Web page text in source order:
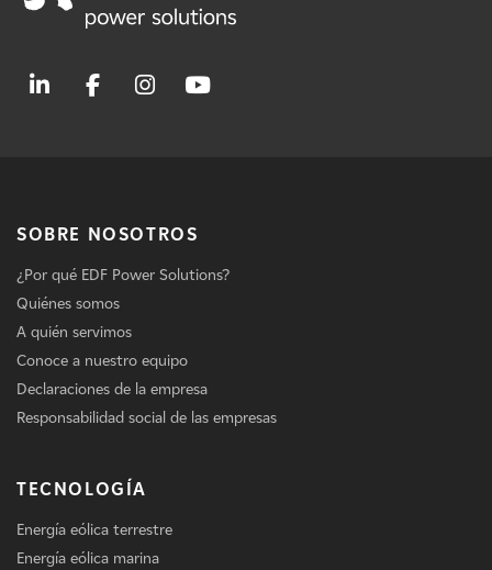
SOBRE NOSOTROS
¿Por qué EDF Power Solutions?
Quiénes somos
A quién servimos
Conoce a nuestro equipo
Declaraciones de la empresa
Responsabilidad social de las empresas
TECNOLOGÍA
Energía eólica terrestre
Energía eólica marina